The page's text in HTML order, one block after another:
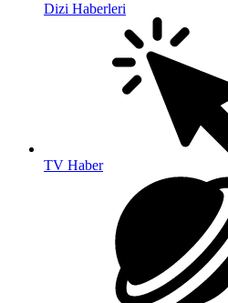
Dizi Haberleri
TV Haber